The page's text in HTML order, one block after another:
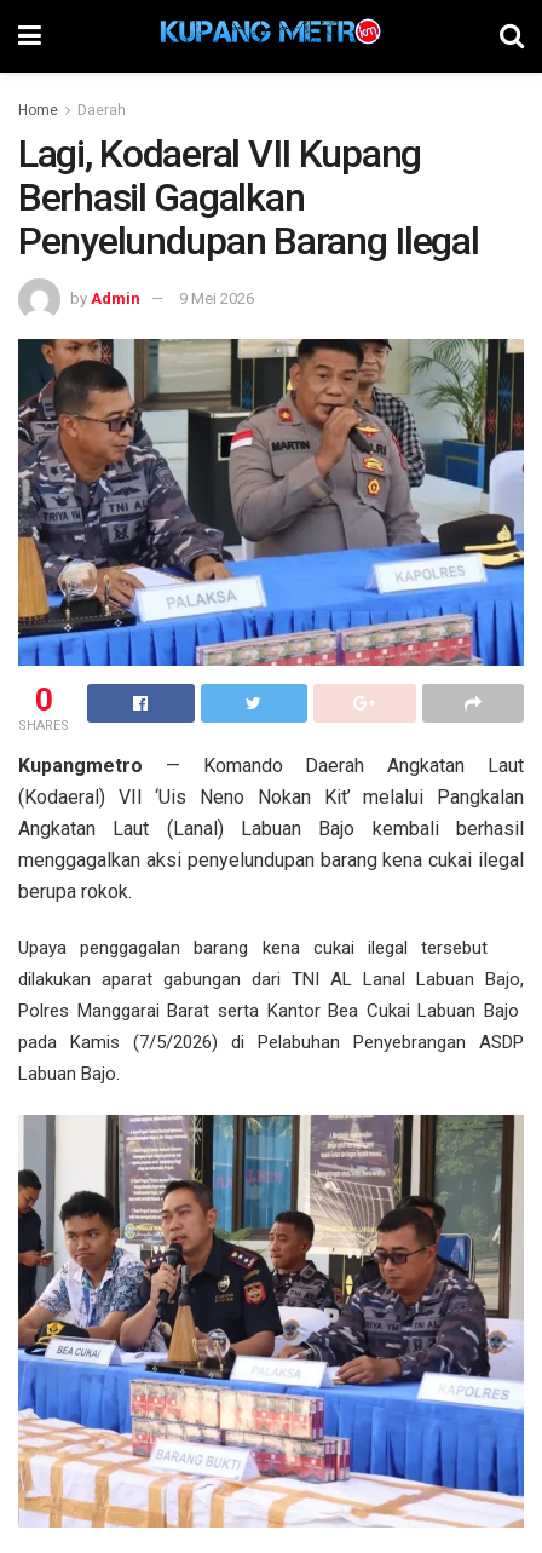
Home Daerah
Lagi, Kodaeral VII Kupang
Berhasil Gagalkan
Penyelundupan Barang Ilegal
by Admin 9 Mei 2026
0
SHARES
Kupangmetro — Komando Daerah Angkatan Laut
(Kodaeral) VII ‘Uis Neno Nokan Kit’ melalui Pangkalan
Angkatan Laut (Lanal) Labuan Bajo kembali berhasil
menggagalkan aksi penyelundupan barang kena cukai ilegal
berupa rokok.
Upaya penggagalan barang kena cukai ilegal tersebut
dilakukan aparat gabungan dari TNI AL Lanal Labuan Bajo,
Polres Manggarai Barat serta Kantor Bea Cukai Labuan Bajo
pada Kamis (7/5/2026) di Pelabuhan Penyebrangan ASDP
Labuan Bajo.